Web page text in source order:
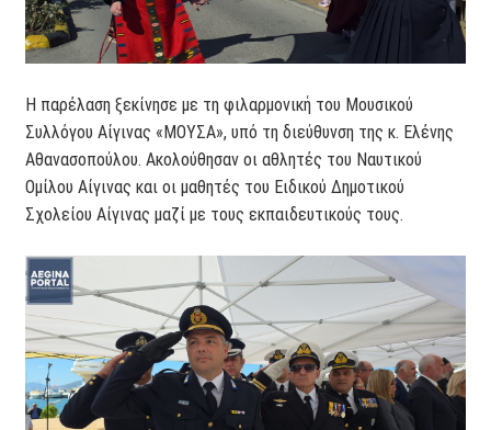
Η παρέλαση ξεκίνησε με τη φιλαρμονική του Μουσικού
Συλλόγου Αίγινας «ΜΟΥΣΑ», υπό τη διεύθυνση της κ. Ελένης
Αθανασοπούλου. Ακολούθησαν οι αθλητές του Ναυτικού
Ομίλου Αίγινας και οι μαθητές του Ειδικού Δημοτικού
Σχολείου Αίγινας μαζί με τους εκπαιδευτικούς τους.